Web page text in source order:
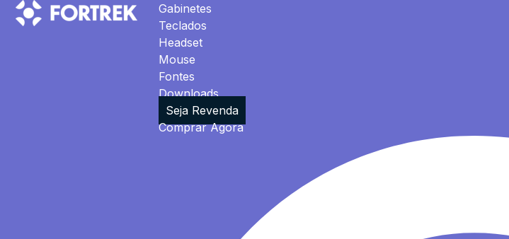
Gabinetes
Teclados
Headset
Mouse
Fontes
Downloads
Seja Revenda
Comprar Agora